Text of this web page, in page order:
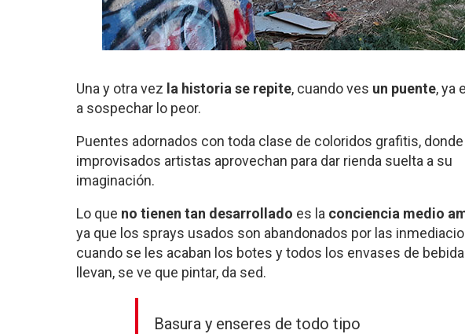
Una y otra vez la historia se repite, cuando ves un puente, ya
a sospechar lo peor.
Puentes adornados con toda clase de coloridos grafitis,
improvisados artistas aprovechan para dar rienda suelta a su
imaginación.
Lo que no tienen tan desarrollado es la conciencia medio
ya que los sprays usados son abandonados por las
cuando se les acaban los botes y todos los envases de
llevan, se ve que pintar, da sed.
Basura y enseres de todo tipo